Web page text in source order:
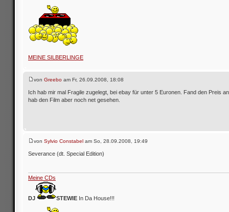
MEINE SILBERLINGE
von Greebo am Fr, 26.09.2008, 18:08
Ich hab mir mal Fragile zugelegt, bei ebay für unter 5 Euronen. Fand den Preis
hab den Film aber noch net gesehen.
von Sylvio Constabel am So, 28.09.2008, 19:49
Severance (dt. Special Edition)
Meine CDs
DJ STEWIE In Da House!!!